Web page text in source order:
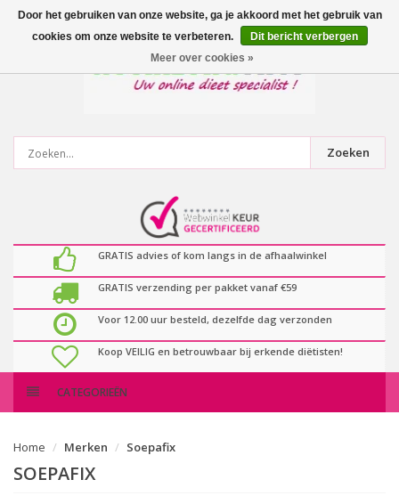
0artikelen
Zoeken
GRATIS advies of kom langs in de afhaalwinkel
GRATIS verzending per pakket vanaf €59
Voor 12.00 uur besteld, dezelfde dag verzonden
Koop VEILIG en betrouwbaar bij erkende diëtisten!
CATEGORIEËN
Home Merken Soepafix
SOEPAFIX
Door het gebruiken van onze website, ga je akkoord met het gebruik van
cookies om onze website te verbeteren.
Dit bericht verbergen
Meer over cookies »